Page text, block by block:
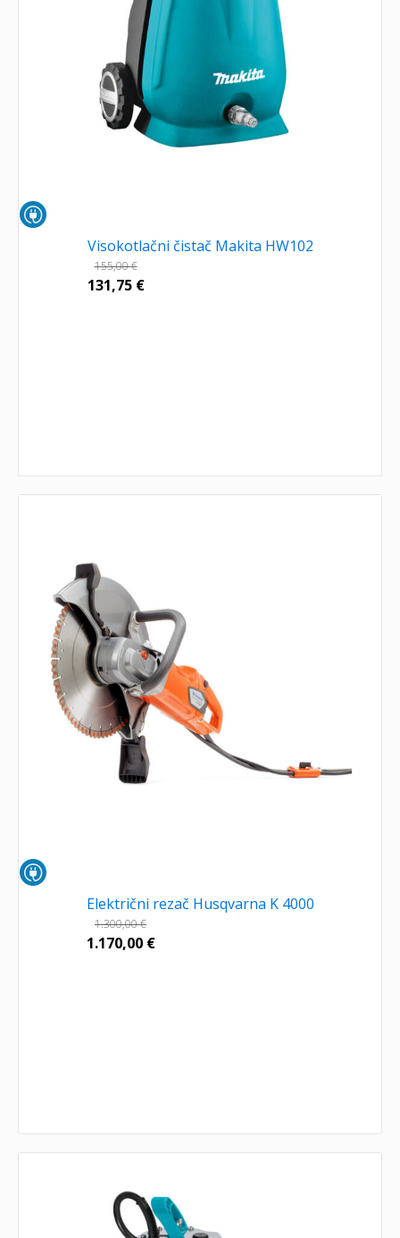
Visokotlačni čistač Makita HW102
155,00€
131,75 €
Električni rezač Husqvarna K 4000
1.300,00€
1.170,00 €